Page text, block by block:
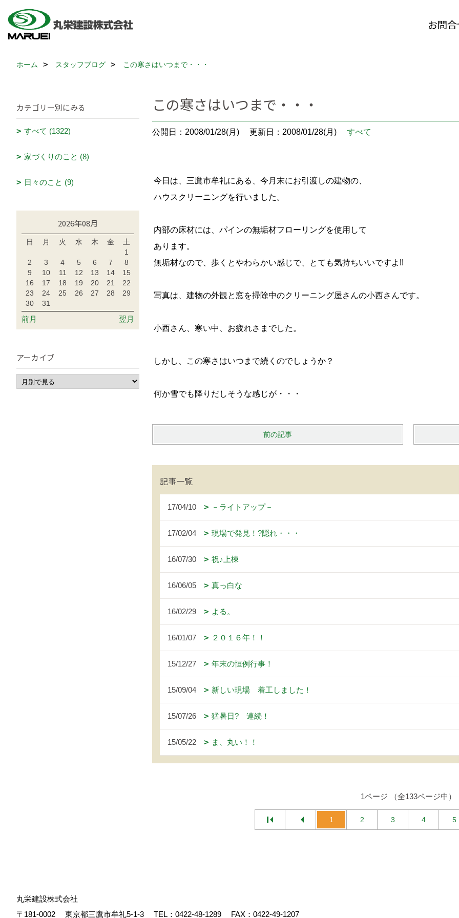
お問
ホーム スタッフブログ この寒さはいつまで・・・
この寒さはいつまで・・・
公開日：2008/01/28(月) 更新日：2008/01/28(月) すべて
今日は、三鷹市牟礼にある、今月末にお引渡しの建物の、
ハウスクリーニングを行いました。
内部の床材には、パインの無垢材フローリングを使用して
あります。
無垢材なので、歩くとやわらかい感じで、とても気持ちいいですよ!!
写真は、建物の外観と窓を掃除中のクリーニング屋さんの小西さんです。
小西さん、寒い中、お疲れさまでした。
しかし、この寒さはいつまで続くのでしょうか？
何か雪でも降りだしそうな感じが・・・
前の記事
記事一覧
17/04/10 －ライトアップ－
17/02/04 現場で発見！?隠れ・・・
16/07/30 祝♪上棟
16/06/05 真っ白な
16/02/29 よる。
16/01/07 ２０１６年！！
15/12/27 年末の恒例行事！
15/09/04 新しい現場 着工しました！
15/07/26 猛暑日? 連続！
15/05/22 ま、丸い！！
1ページ （全133ページ中）
1 2 3 4 5
カテゴリー別にみる
すべて (1322)
家づくりのこと (8)
日々のこと (9)
2026年08月
日 月 火 水 木 金
土
1
2
3 4 5 6 7
8
9
10 11 12 13 14
15
16
17 18 19 20 21
22
23
24 25 26 27 28
29
30
31
前月 翌月
アーカイブ
丸栄建設株式会社
〒181-0002
東京都三鷹市牟礼5-1-3 TEL： 0422-48-1289 FAX：0422-49-1207